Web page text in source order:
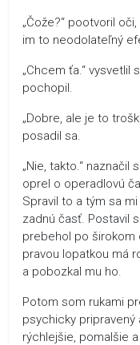
„Čože?“ pootvoril
im to neodolateľný
„Chcem ťa.“ vysvetlil
pochopil.
„Dobre, ale je to
posadil sa.
„Nie, takto.“ naznačil
oprel o operadlovú
Spravil to a tým sa
zadnú časť. Postavil
prebehol po širokom
pravou lopatkou má
a pobozkal mu ho.
Potom som rukami
psychicky pripravený
rýchlejšie, pomalšie